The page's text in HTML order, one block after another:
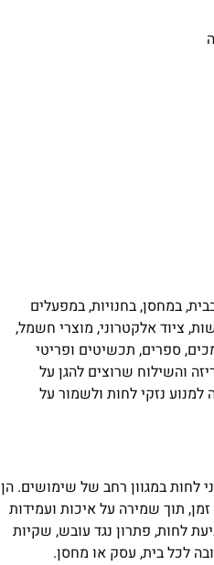
במחסן, בחנויות, במפעלים
ציוד אלקטרוני, מוצרי חשמל,
ספרים, תכשיטים ופריטי
והשילוח שרוצים להגן על
נזקי לחות ולשמור על
לחות במגוון רחב של שימושים. הן
תוך שמירה על איכות ועמידות
לחות, פתרון נגד עובש, שקיות
לכל בית, עסק או מחסן.